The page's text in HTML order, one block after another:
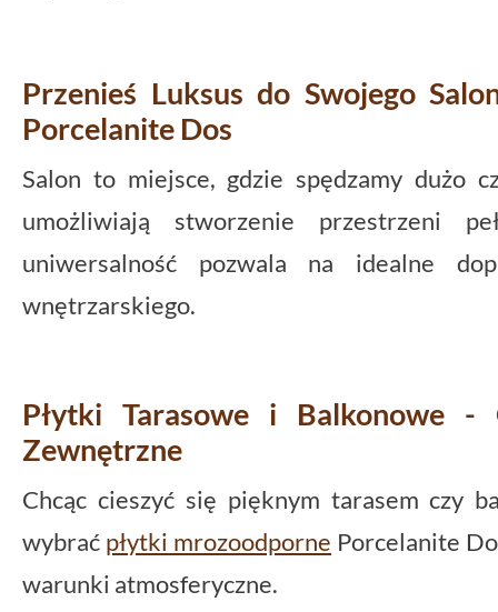
Przenieś Luksus do Swojego
Porcelanite Dos
Salon to miejsce, gdzie spędzamy dużo
umożliwiają stworzenie przestrzeni
uniwersalność pozwala na idealne
wnętrzarskiego.
Płytki Tarasowe i Balkonowe -
Zewnętrzne
Chcąc cieszyć się pięknym tarasem czy
wybrać płytki mrozoodporne Porcelanite
warunki atmosferyczne.